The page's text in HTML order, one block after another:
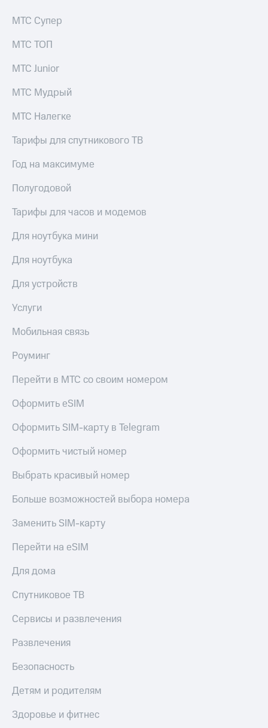
от МТС
Акции
Приложения
КИОН
Музыка
КИОН
Строки
Live
Гудок
Мой
приложения
Инвестиции
онлайн
Покупка
полисов
онлайн
на связь
С картой
Деньги
МТС
Накопления
Откладывайте
деньги
и получайте
и
номер
автоплатежа
Пополнить
номер
онлайн
полисов
на связь
С картой
МТС
Деньги
МТС
Накопления
Откладывайте
и получайте
Условия
30%
RED,
и МТС Супер
дешевле
при оплате
с карты
МТС Деньги
товаров
Скидки
на смартфоны
при
со связью
МТС Супер
МТС ТОП
МТС Junior
МТС Мудрый
МТС Налегке
Тарифы для спутникового ТВ
Год на максимуме
Полугодовой
Тарифы для часов и модемов
Для ноутбука мини
Для ноутбука
Для устройств
Услуги
Мобильная связь
Роуминг
Перейти в МТС со своим номером
Оформить eSIM
Оформить SIM-карту в Telegram
Оформить чистый номер
Выбрать красивый номер
Больше возможностей выбора номера
Заменить SIM-карту
Перейти на eSIM
Для дома
Спутниковое ТВ
Сервисы и развлечения
Развлечения
Безопасность
Детям и родителям
Здоровье и фитнес